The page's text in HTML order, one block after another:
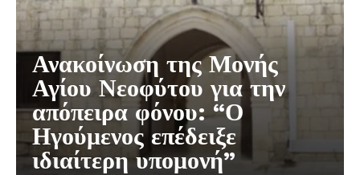
Ανακοίνωση της Μονής
Αγίου Νεοφύτου για την
απόπειρα φόνου: “Ο
Ηγούμενος επέδειξε
ιδιαίτερη υπομονή”